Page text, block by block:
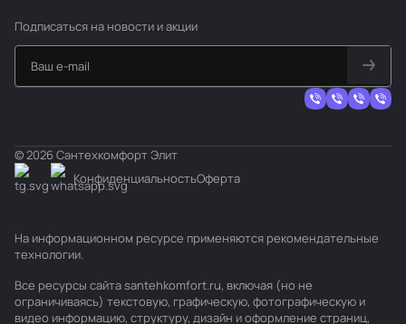
Подписаться на новости и акции
© 2026 Сантехкомфорт Элит
КонфиденциальностьОферта
На информационном ресурсе применяются рекомендательные
технологии.
Все ресурсы сайта santehkomfort.ru, включая (но не
ограничиваясь) текстовую, графическую, фотографическую и
видео информацию, структуру, дизайн и оформление страниц,